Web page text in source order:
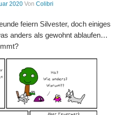
2020 Von Colibri
feiern Silvester, doch einiges
anders als gewohnt ablaufen…